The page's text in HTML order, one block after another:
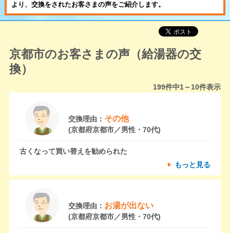
より、交換をされたお客さまの声をご紹介します。
京都市のお客さまの声（給湯器の交
換）
199件中1～10件表示
交換理由： その他
(京都府京都市／男性・70代)
古くなって買い替えを勧められた
もっと見る
交換理由： お湯が出ない
(京都府京都市／男性・70代)